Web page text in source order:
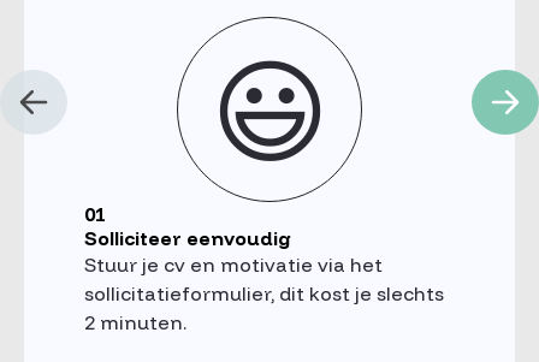
😃
01
Solliciteer eenvoudig
Stuur je cv en motivatie via het
sollicitatieformulier, dit kost je slechts
2 minuten.